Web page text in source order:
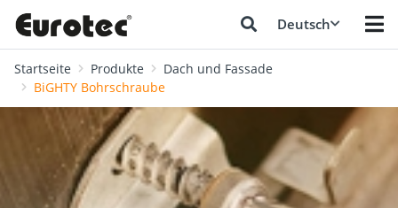
Deutsch
Startseite Produkte
Dach und Fassade
BiGHTY Bohrschraube